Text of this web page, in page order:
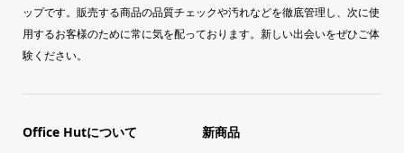
ップです。販売する商品の品質チェックや汚れなどを徹底管理し、次に使
用するお客様のために常に気を配っております。新しい出会いをぜひご体
験ください。
Office Hutについて
新商品